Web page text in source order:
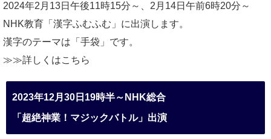
2024年2月13日午後11時15分～、2月14日午前6時20分～
NHK教育「漢字ふむふむ」に出演します。
漢字のテーマは「手袋」です。
≫≫詳しくはこちら
2023年12月30日19時半～NHK総合
「超絶神業！マジックバトル」出演